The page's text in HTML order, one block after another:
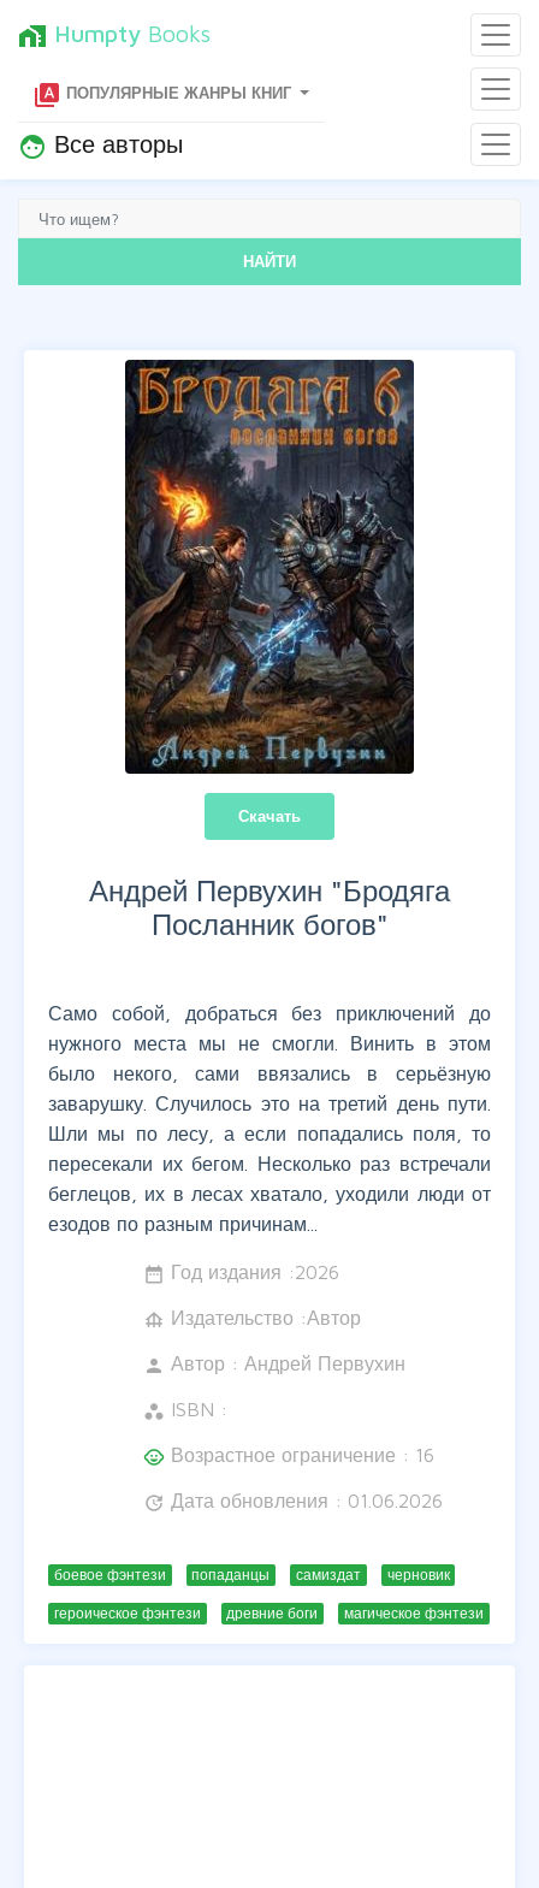
home_work Humpty Books
type_specimen ПОПУЛЯРНЫЕ ЖАНРЫ КНИГ
face Все авторы
НАЙТИ
Скачать
Андрей Первухин "Бродяга
Посланник богов"
Само собой, добраться без приключений до
нужного места мы не смогли. Винить в этом
было некого, сами ввязались в серьёзную
заварушку. Случилось это на третий день пути.
Шли мы по лесу, а если попадались поля, то
пересекали их бегом. Несколько раз встречали
беглецов, их в лесах хватало, уходили люди от
езодов по разным причинам...
date_range Год издания :2026
foundation Издательство :Автор
person Автор : Андрей Первухин
workspaces ISBN :
child_care Возрастное ограничение : 16
update Дата обновления : 01.06.2026
боевое фэнтези попаданцы самиздат черновик
героическое фэнтези древние боги магическое фэнтези